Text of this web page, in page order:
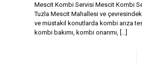
Mescit Kombi Servisi Mescit Kombi
Tuzla Mescit Mahallesi ve
ve müstakil konutlarda kombi arıza
kombi bakımı, kombi onarımı, […]